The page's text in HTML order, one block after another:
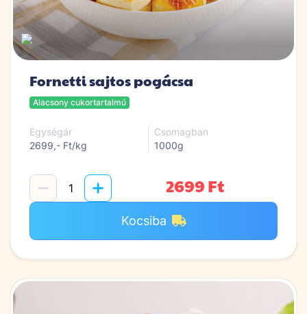
Fornetti sajtos pogácsa
Alacsony cukortartalmú
Egységár
2699,- Ft/kg
Csomagban
1000g
2699 Ft
Kocsiba